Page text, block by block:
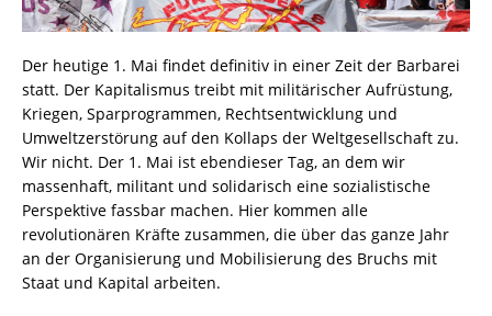
Der heutige 1. Mai findet definitiv in einer Zeit der Barbarei
statt. Der Kapitalismus treibt mit militärischer Aufrüstung,
Kriegen, Sparprogrammen, Rechtsentwicklung und
Umweltzerstörung auf den Kollaps der Weltgesellschaft zu.
Wir nicht. Der 1. Mai ist ebendieser Tag, an dem wir
massenhaft, militant und solidarisch eine sozialistische
Perspektive fassbar machen. Hier kommen alle
revolutionären Kräfte zusammen, die über das ganze Jahr
an der Organisierung und Mobilisierung des Bruchs mit
Staat und Kapital arbeiten.